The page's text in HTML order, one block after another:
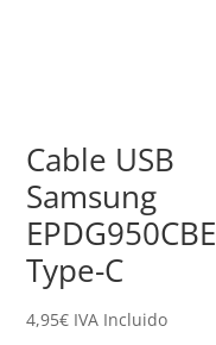
Cable USB
Samsung
EPDG950CBE
Type-C
4,95€ IVA Incluido